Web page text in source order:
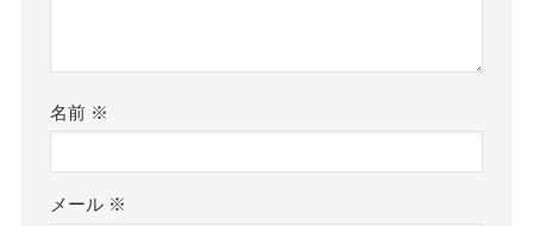
名前 ※
メール ※